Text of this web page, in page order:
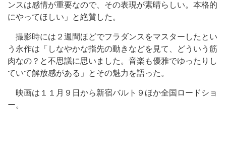
ンスは感情が重要なので、その表現が素晴らしい。本格的
にやってほしい」と絶賛した。
撮影時には２週間ほどでフラダンスをマスターしたとい
う永作は「しなやかな指先の動きなどを見て、どういう筋
肉なの？と不思議に思いました。音楽も優雅でゆったりし
ていて解放感がある」とその魅力を語った。
映画は１１月９日から新宿バルト９ほか全国ロードショ
ー。